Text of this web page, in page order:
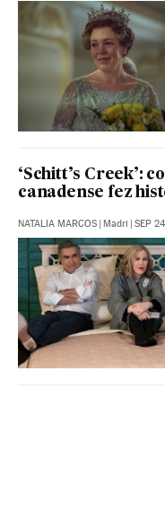
‘Schitt’s Creek’:
canadense fez
NATALIA MARCOS | Madri | SEP